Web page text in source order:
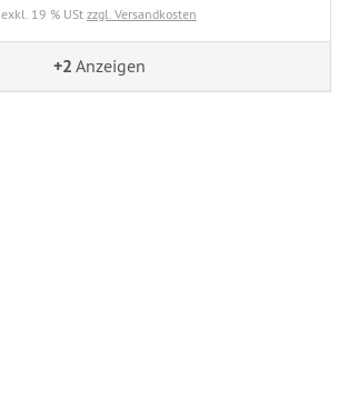
exkl. 19 % USt zzgl. Versandkosten
+2 Anzeigen